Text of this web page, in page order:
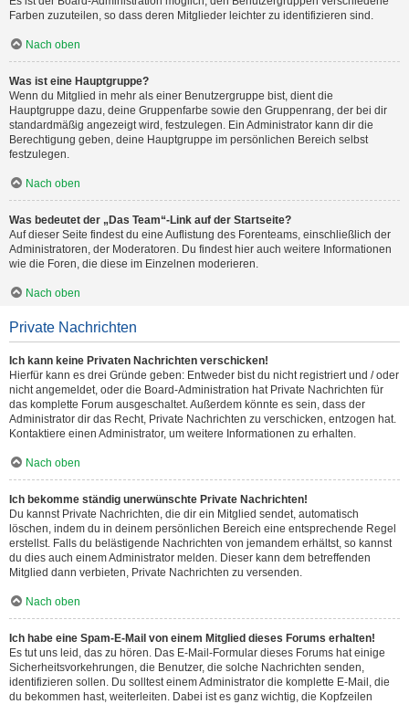
Farben zuzuteilen, so dass deren Mitglieder leichter zu identifizieren sind.
Nach oben
Was ist eine Hauptgruppe?
Wenn du Mitglied in mehr als einer Benutzergruppe bist, dient die
Hauptgruppe dazu, deine Gruppenfarbe sowie den Gruppenrang, der bei dir
standardmäßig angezeigt wird, festzulegen. Ein Administrator kann dir die
Berechtigung geben, deine Hauptgruppe im persönlichen Bereich selbst
festzulegen.
Nach oben
Was bedeutet der „Das Team“-Link auf der Startseite?
Auf dieser Seite findest du eine Auflistung des Forenteams, einschließlich der
Administratoren, der Moderatoren. Du findest hier auch weitere Informationen
wie die Foren, die diese im Einzelnen moderieren.
Nach oben
Private Nachrichten
Ich kann keine Privaten Nachrichten verschicken!
Hierfür kann es drei Gründe geben: Entweder bist du nicht registriert und / oder
nicht angemeldet, oder die Board-Administration hat Private Nachrichten für
das komplette Forum ausgeschaltet. Außerdem könnte es sein, dass der
Administrator dir das Recht, Private Nachrichten zu verschicken, entzogen hat.
Kontaktiere einen Administrator, um weitere Informationen zu erhalten.
Nach oben
Ich bekomme ständig unerwünschte Private Nachrichten!
Du kannst Private Nachrichten, die dir ein Mitglied sendet, automatisch
löschen, indem du in deinem persönlichen Bereich eine entsprechende Regel
erstellst. Falls du belästigende Nachrichten von jemandem erhältst, so kannst
du dies auch einem Administrator melden. Dieser kann dem betreffenden
Mitglied dann verbieten, Private Nachrichten zu versenden.
Nach oben
Ich habe eine Spam-E-Mail von einem Mitglied dieses Forums erhalten!
Es tut uns leid, das zu hören. Das E-Mail-Formular dieses Forums hat einige
Sicherheitsvorkehrungen, die Benutzer, die solche Nachrichten senden,
identifizieren sollen. Du solltest einem Administrator die komplette E-Mail, die
du bekommen hast, weiterleiten. Dabei ist es ganz wichtig, die Kopfzeilen